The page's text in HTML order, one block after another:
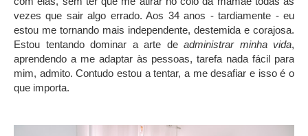
vezes que sair algo errado. Aos 34 anos - tardiamente - eu
estou me tornando mais independente, destemida e corajosa.
Estou tentando dominar a arte de administrar minha vida,
aprendendo a me adaptar às pessoas, tarefa nada fácil para
mim, admito. Contudo estou a tentar, a me desafiar e isso é o
que importa.